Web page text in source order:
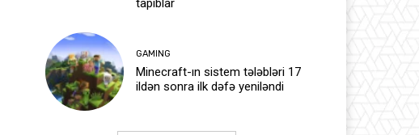
tapıblar
GAMING
Minecraft-ın sistem tələbləri 17
ildən sonra ilk dəfə yeniləndi